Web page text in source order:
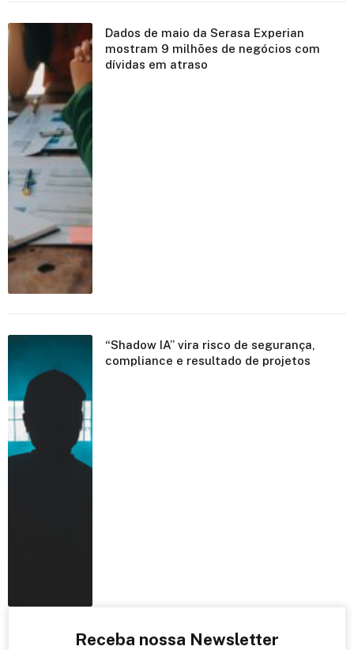
Dados de maio da Serasa Experian
mostram 9 milhões de negócios com
dívidas em atraso
“Shadow IA” vira risco de segurança,
compliance e resultado de projetos
Receba nossa Newsletter